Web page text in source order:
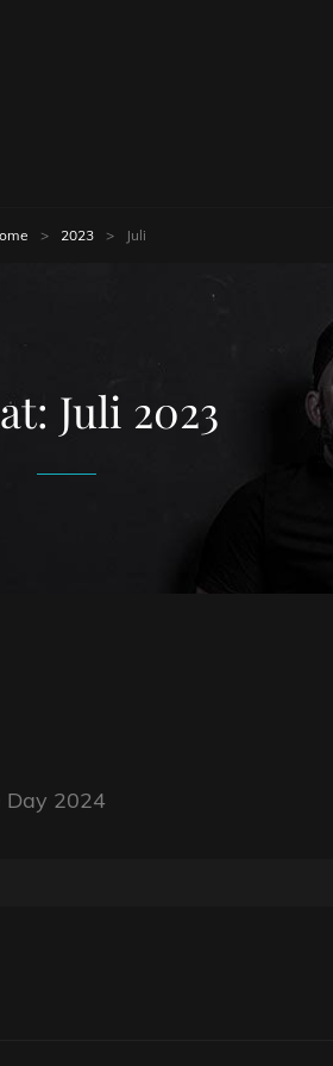
> 2023 > Juli
Juli 2023
Day 2024